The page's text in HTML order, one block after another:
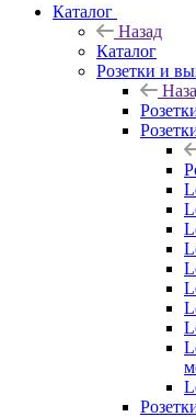
Каталог
Назад
Каталог
Розетки и